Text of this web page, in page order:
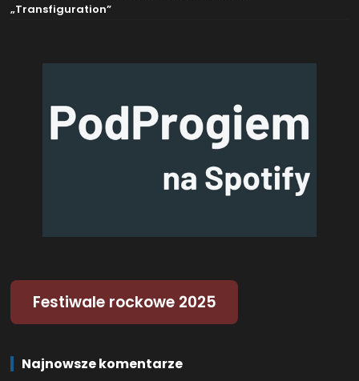
„Transfiguration”
Festiwale rockowe 2025
Najnowsze komentarze